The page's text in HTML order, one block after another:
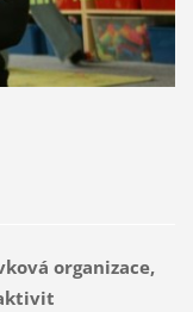
organizace,